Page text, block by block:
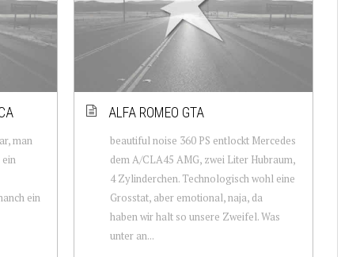
man
ein
ein
ALFA ROMEO GTA
beautiful noise 360 PS entlockt Mercedes
dem A/CLA45 AMG, zwei Liter Hubraum,
4 Zylinderchen. Technologisch wohl eine
Grosstat, aber emotional, naja, da
haben wir halt so unsere Zweifel. Was
unter an...